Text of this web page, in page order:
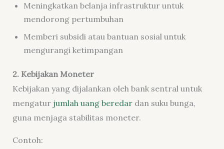
Meningkatkan belanja infrastruktur untuk
mendorong pertumbuhan
Memberi subsidi atau bantuan sosial untuk
mengurangi ketimpangan
2. Kebijakan Moneter
Kebijakan yang dijalankan oleh bank sentral untuk
mengatur jumlah uang beredardan suku bunga,
guna menjaga stabilitas moneter.
Contoh: